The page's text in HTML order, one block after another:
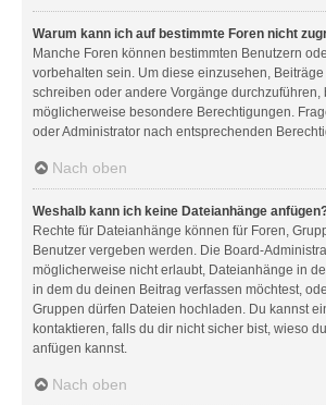
Warum kann ich auf bestimmte Foren nicht
Manche Foren können bestimmten Benutzern
vorbehalten sein. Um diese einzusehen, Beiträge
schreiben oder andere Vorgänge durchzuführen,
möglicherweise besondere Berechtigungen.
oder Administrator nach entsprechenden
Nach oben
Weshalb kann ich keine Dateianhänge
Rechte für Dateianhänge können für Foren,
Benutzer vergeben werden. Die Board-
möglicherweise nicht erlaubt, Dateianhänge in
in dem du deinen Beitrag verfassen möchtest,
Gruppen dürfen Dateien hochladen. Du kannst
kontaktieren, falls du dir nicht sicher bist, wieso
anfügen kannst.
Nach oben